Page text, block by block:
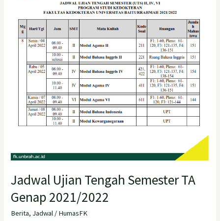
Jadwal Ujian Tengah Semester TA
Genap 2021/2022
Berita, Jadwal / HumasFK
Semester
Genap